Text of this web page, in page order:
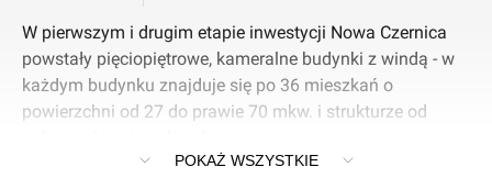
W pierwszym i drugim etapie inwestycji Nowa Czernica
powstały pięciopiętrowe, kameralne budynki z windą - w
każdym budynku znajduje się po 36 mieszkań o
powierzchni od 27 do prawie 70 mkw. i strukturze od
POKAŻ WSZYSTKIE